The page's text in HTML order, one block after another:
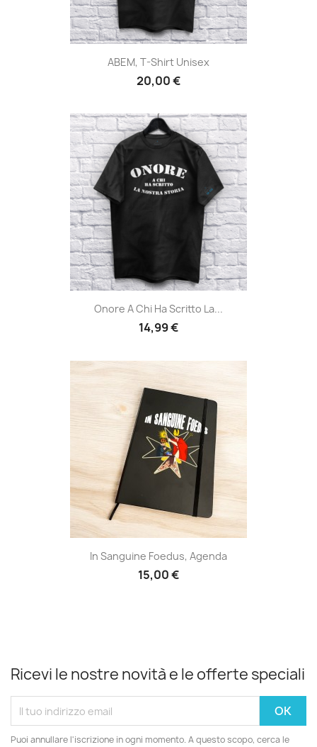
ABEM, T-Shirt Unisex
20,00 €
Onore A Chi Ha Scritto La...
14,99 €
In Sanguine Foedus, Agenda
15,00 €
Ricevi le nostre novità e le offerte speciali
Puoi annullare l'iscrizione in ogni momento. A questo scopo, cerca le